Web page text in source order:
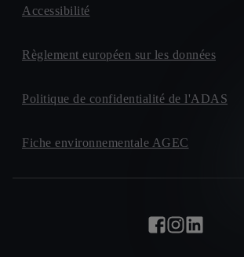
Accessibilité
Règlement européen sur les données
Politique de confidentialité de l'ADAS
Fiche environnementale AGEC